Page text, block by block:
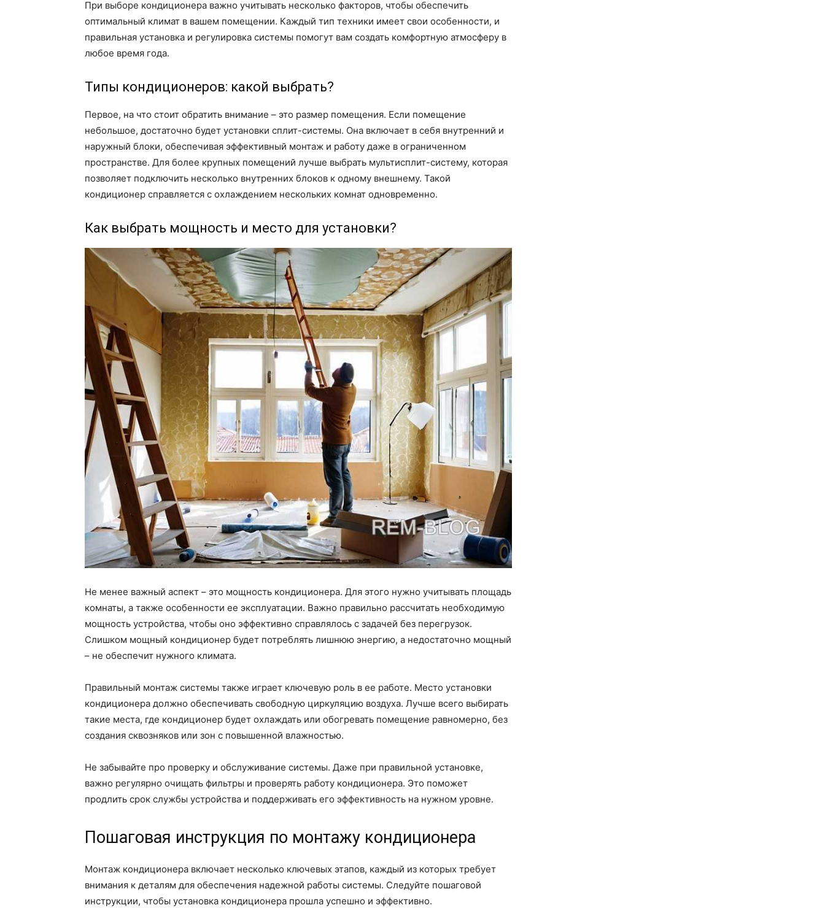
При выборе кондиционера важно учитывать несколько факторов, чтобы обеспечить
оптимальный климат в вашем помещении. Каждый тип техники имеет свои особенности, и
правильная установка и регулировка системы помогут вам создать комфортную атмосферу в
любое время года.
Типы кондиционеров: какой выбрать?
Первое, на что стоит обратить внимание – это размер помещения. Если помещение
небольшое, достаточно будет установки сплит-системы. Она включает в себя внутренний и
наружный блоки, обеспечивая эффективный монтаж и работу даже в ограниченном
пространстве. Для более крупных помещений лучше выбрать мультисплит-систему, которая
позволяет подключить несколько внутренних блоков к одному внешнему. Такой
кондиционер справляется с охлаждением нескольких комнат одновременно.
Как выбрать мощность и место для установки?
Не менее важный аспект – это мощность кондиционера. Для этого нужно учитывать площадь
комнаты, а также особенности ее эксплуатации. Важно правильно рассчитать необходимую
мощность устройства, чтобы оно эффективно справлялось с задачей без перегрузок.
Слишком мощный кондиционер будет потреблять лишнюю энергию, а недостаточно мощный
– не обеспечит нужного климата.
Правильный монтаж системы также играет ключевую роль в ее работе. Место установки
кондиционера должно обеспечивать свободную циркуляцию воздуха. Лучше всего выбирать
такие места, где кондиционер будет охлаждать или обогревать помещение равномерно, без
создания сквозняков или зон с повышенной влажностью.
Не забывайте про проверку и обслуживание системы. Даже при правильной установке,
важно регулярно очищать фильтры и проверять работу кондиционера. Это поможет
продлить срок службы устройства и поддерживать его эффективность на нужном уровне.
Пошаговая инструкция по монтажу кондиционера
Монтаж кондиционера включает несколько ключевых этапов, каждый из которых требует
внимания к деталям для обеспечения надежной работы системы. Следуйте пошаговой
инструкции, чтобы установка кондиционера прошла успешно и эффективно.